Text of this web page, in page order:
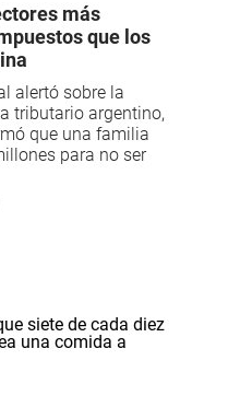
más
que los
alertó sobre la
tributario argentino,
que una familia
para no ser